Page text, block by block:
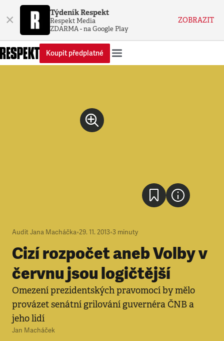
× Týdeník Respekt
Respekt Media
ZDARMA - na Google Play
ZOBRAZIT
Koupit předplatné
Audit Jana Macháčka•29. 11. 2013•3 minuty
Cizí rozpočet aneb Volby v
červnu jsou logičtější
Omezení prezidentských pravomocí by mělo
provázet senátní grilování guvernéra ČNB a
jeho lidí
Jan Macháček